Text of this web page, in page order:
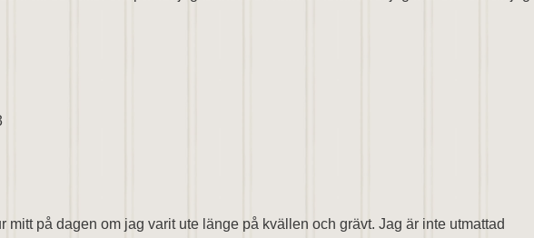
på dagen om jag varit ute länge på kvällen och grävt. Jag är inte utmattad